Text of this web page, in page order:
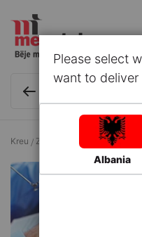
Kreu Zyrë dhe Shkollë Makina
Please select
want to deliver
Albania